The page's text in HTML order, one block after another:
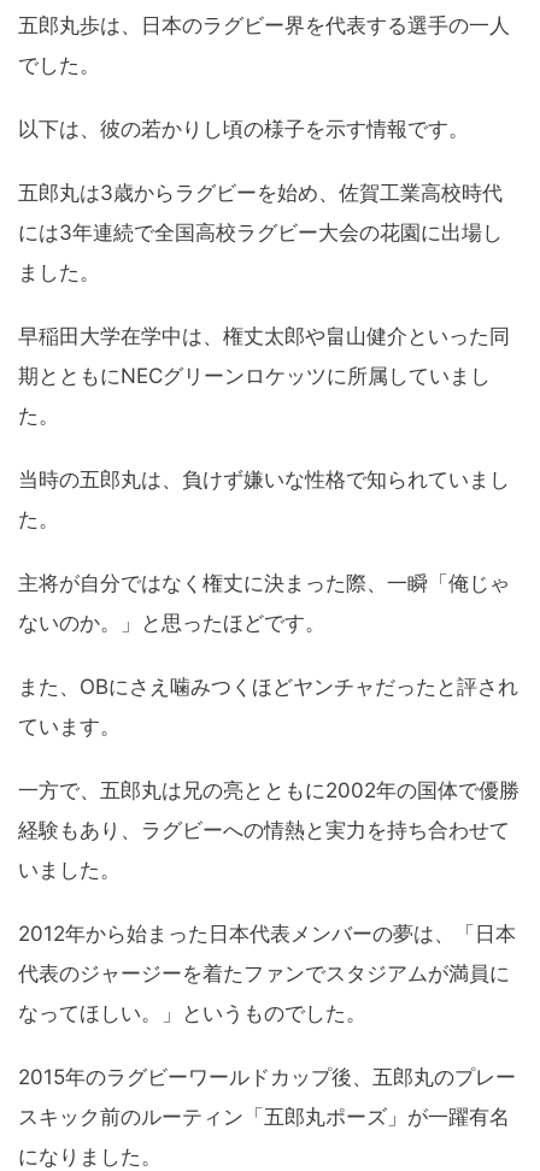
五郎丸歩は、日本のラグビー界を代表する選手の一人
でした。
以下は、彼の若かりし頃の様子を示す情報です。
五郎丸は3歳からラグビーを始め、佐賀工業高校時代
には3年連続で全国高校ラグビー大会の花園に出場し
ました。
早稲田大学在学中は、権丈太郎や畠山健介といった同
期とともにNECグリーンロケッツに所属していまし
た。
当時の五郎丸は、負けず嫌いな性格で知られていまし
た。
主将が自分ではなく権丈に決まった際、一瞬「俺じゃ
ないのか。」と思ったほどです。
また、OBにさえ噛みつくほどヤンチャだったと評され
ています。
一方で、五郎丸は兄の亮とともに2002年の国体で優勝
経験もあり、ラグビーへの情熱と実力を持ち合わせて
いました。
2012年から始まった日本代表メンバーの夢は、「日本
代表のジャージーを着たファンでスタジアムが満員に
なってほしい。」というものでした。
2015年のラグビーワールドカップ後、五郎丸のプレー
スキック前のルーティン「五郎丸ポーズ」が一躍有名
になりました。